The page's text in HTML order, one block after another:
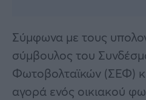
Σύμφωνα με τους
σύμβουλος του
Φωτοβολταϊκών (ΣΕΦ)
αγορά ενός οικιακού